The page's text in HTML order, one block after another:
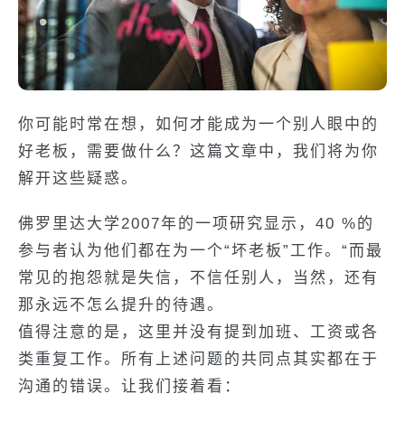
你可能时常在想，如何才能成为一个别人眼中的
好老板，需要做什么？这篇文章中，我们将为你
解开这些疑惑。
佛罗里达大学2007年的一项研究显示，40 %的
参与者认为他们都在为一个“坏老板”工作。“而最
常见的抱怨就是失信，不信任别人，当然，还有
那永远不怎么提升的待遇。
值得注意的是，这里并没有提到加班、工资或各
类重复工作。所有上述问题的共同点其实都在于
沟通的错误。让我们接着看：